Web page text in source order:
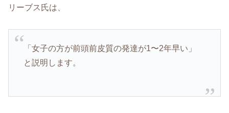
リーブス氏は、
「女子の方が前頭前皮質の発達が1〜2年早い」
と説明します。